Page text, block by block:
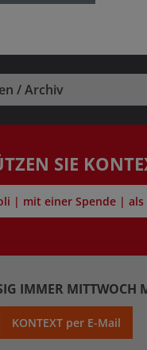
/ Archiv
SIE
| mit einer Spende |
IMMER MITTWOCH
KONTEXT per E-Mail